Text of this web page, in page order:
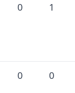
0 1
0 0